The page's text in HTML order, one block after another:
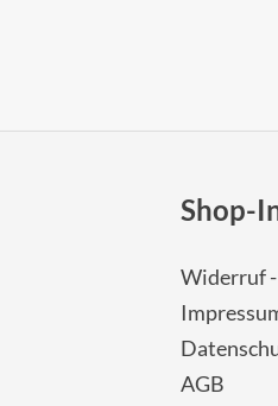
Shop-
Widerruf
AGB